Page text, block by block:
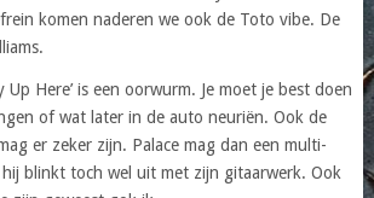
komen naderen we ook de Toto vibe. De
Up Here’ is een oorwurm. Je moet je best doen
of wat later in de auto neuriën. Ook de
er zeker zijn. Palace mag dan een multi-
blinkt toch wel uit met zijn gitaarwerk. Ook